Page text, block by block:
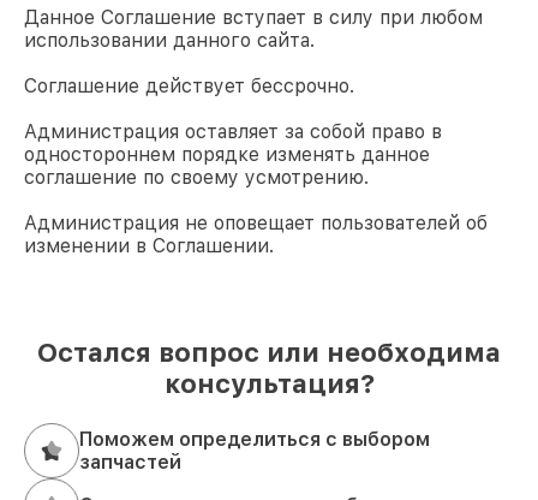
Данное Соглашение вступает в силу при любом
использовании данного сайта.
Соглашение действует бессрочно.
Администрация оставляет за собой право в
одностороннем порядке изменять данное
соглашение по своему усмотрению.
Администрация не оповещает пользователей об
изменении в Соглашении.
Остался вопрос или необходима
консультация?
Поможем определиться с выбором
запчастей